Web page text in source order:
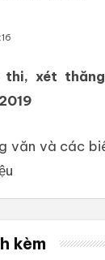
xét thăng
văn và các
kèm